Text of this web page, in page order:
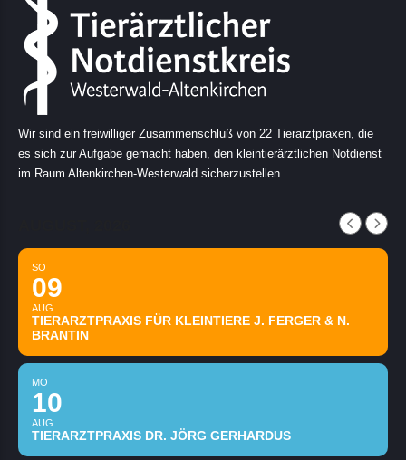
Wir sind ein freiwilliger Zusammenschluß von 22 Tierarztpraxen, die
es sich zur Aufgabe gemacht haben, den kleintierärztlichen Notdienst
im Raum Altenkirchen-Westerwald sicherzustellen.
SO
09
AUG
TIERARZTPRAXIS FÜR KLEINTIERE J. FERGER & N.
BRANTIN
MO
10
AUG
TIERARZTPRAXIS DR. JÖRG GERHARDUS